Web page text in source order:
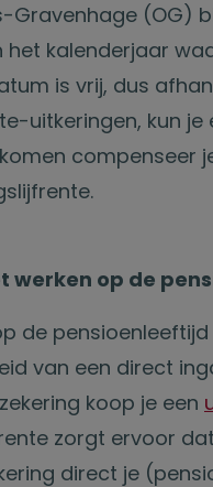
Gravenhage (OG)
het kalenderjaar
is vrij, dus
uitkeringen, kun
compenseer
werken op de
de
van een direct
koop je een
zorgt ervoor
direct je